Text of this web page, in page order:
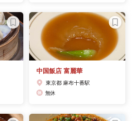
中国飯店 富麗華
東京都 麻布十番駅
無休